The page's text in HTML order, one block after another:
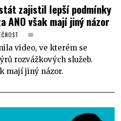
zajistil lepší podmínky
ANO však mají jiný názor
video, ve kterém se
rozvážkových služeb.
mají jiný názor.